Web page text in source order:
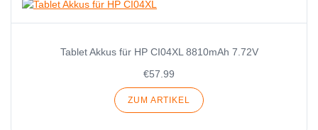
Tablet Akkus für HP CI04XL 8810mAh 7.72V
€57.99
ZUM ARTIKEL